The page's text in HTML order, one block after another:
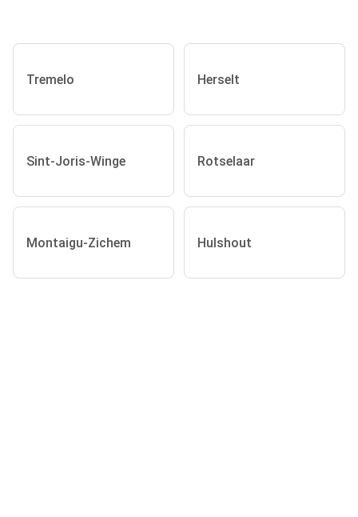
Tremelo Herselt
Sint-Joris-Winge Rotselaar
Montaigu-Zichem Hulshout